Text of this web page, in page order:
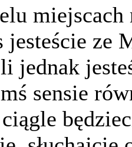
jesteście ze
jednak
sensie